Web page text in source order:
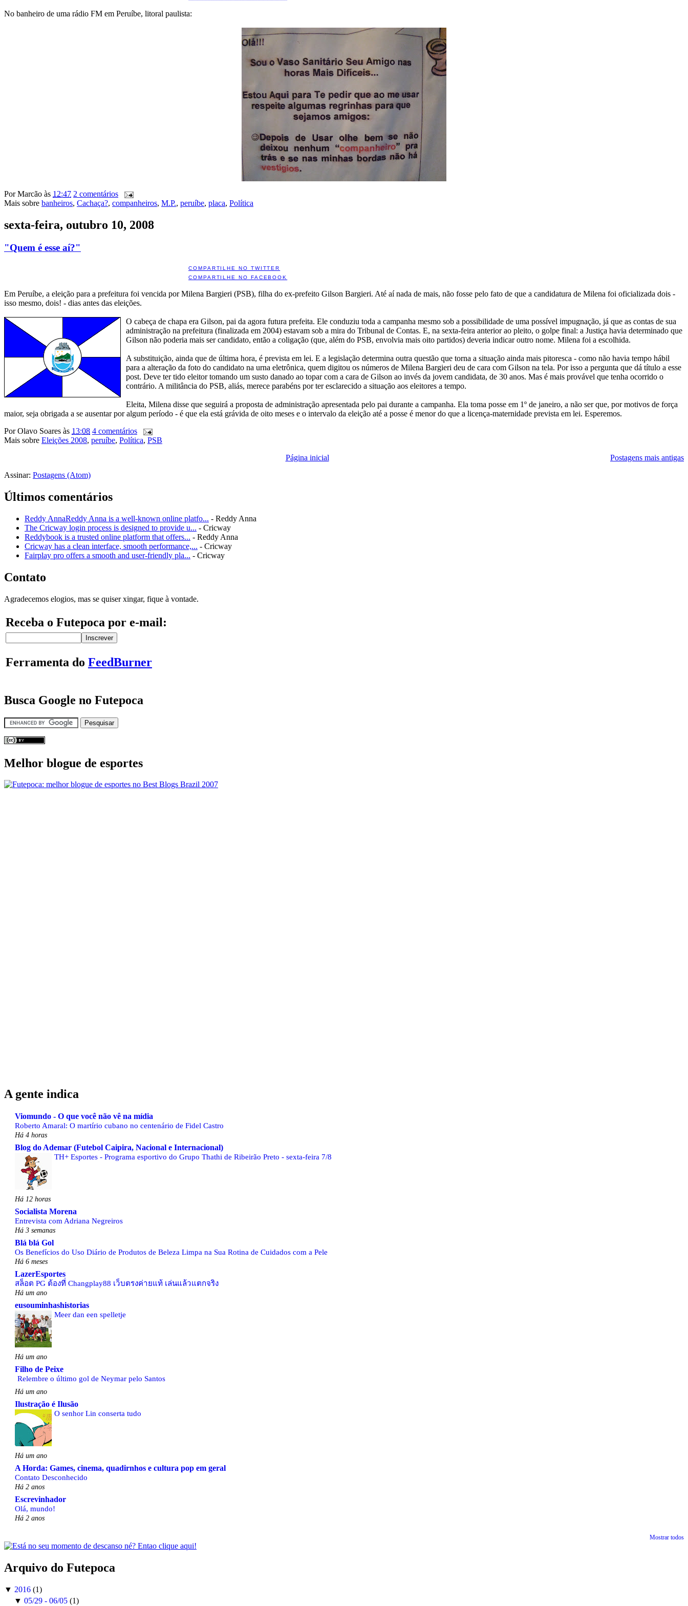
No banheiro de uma rádio FM em Peruíbe, litoral paulista:
PorMarcão às 12:47 2 comentários
Mais sobre banheiros, Cachaça?, companheiros, M.P., peruíbe, placa, Política
sexta-feira, outubro 10, 2008
"Quem é esse aí?"
COMPARTILHE NO TWITTER
COMPARTILHE NO FACEBOOK
Em Peruíbe, a eleição para a prefeitura foi vencida por Milena Bargieri (PSB), filha do ex-prefeito Gilson Bargieri. Até aí nada de mais, não fosse pelo fato de que a candidatura de Milena foi oficializada dois -
isso mesmo, dois! - dias antes das eleições.
O cabeça de chapa era Gilson, pai da agora futura prefeita. Ele conduziu toda a campanha mesmo sob a possibilidade de uma possível impugnação, já que as contas de sua
administração na prefeitura (finalizada em 2004) estavam sob a mira do Tribunal de Contas. E, na sexta-feira anterior ao pleito, o golpe final: a Justiça havia determinado que
Gilson não poderia mais ser candidato, então a coligação (que, além do PSB, envolvia mais oito partidos) deveria indicar outro nome. Milena foi a escolhida.
A substituição, ainda que de última hora, é prevista em lei. E a legislação determina outra questão que torna a situação ainda mais pitoresca - como não havia tempo hábil
para a alteração da foto do candidato na urna eletrônica, quem digitou os números de Milena Bargieri deu de cara com Gilson na tela. Por isso a pergunta que dá título a esse
post. Deve ter tido eleitor tomando um susto danado ao topar com a cara de Gilson ao invés da jovem candidata, de 30 anos. Mas é mais provável que tenha ocorrido o
contrário. A militância do PSB, aliás, merece parabéns por ter esclarecido a situação aos eleitores a tempo.
Eleita, Milena disse que seguirá a proposta de administração apresentada pelo pai durante a campanha. Ela toma posse em 1º de janeiro, a não ser que, por motivos de força
maior, seja obrigada a se ausentar por algum período - é que ela está grávida de oito meses e o intervalo da eleição até a posse é menor do que a licença-maternidade prevista em lei. Esperemos.
PorOlavo Soares às 13:08 4 comentários
Mais sobre Eleições 2008, peruíbe, Política, PSB
Postagens mais antigas
Página inicial
Assinar: Postagens (Atom)
Últimos comentários
Reddy AnnaReddy Anna is a well-known online platfo... - Reddy Anna
The Cricway login process is designed to provide u... - Cricway
Reddybook is a trusted online platform that offers... - Reddy Anna
Cricway has a clean interface, smooth performance,... - Cricway
Fairplay pro offers a smooth and user-friendly pla... - Cricway
Contato
Agradecemos elogios, mas se quiser xingar, fique à vontade.
Receba o Futepoca por e-mail:
Ferramenta do FeedBurner
Busca Google no Futepoca
Melhor blogue de esportes
A gente indica
Viomundo - O que você não vê na mídia
Roberto Amaral: O martírio cubano no centenário de Fidel Castro
Há 4 horas
Blog do Ademar (Futebol Caipira, Nacional e Internacional)
TH+ Esportes - Programa esportivo do Grupo Thathi de Ribeirão Preto - sexta-feira 7/8
Há 12 horas
Socialista Morena
Entrevista com Adriana Negreiros
Há 3 semanas
Blá blá Gol
Os Benefícios do Uso Diário de Produtos de Beleza Limpa na Sua Rotina de Cuidados com a Pele
Há 6 meses
LazerEsportes
สล็อต PG ต้องที่ Changplay88 เว็บตรงค่ายแท้ เล่นแล้วแตกจริง
Há um ano
eusouminhashistorias
Meer dan een spelletje
Há um ano
Filho de Peixe
Relembre o último gol de Neymar pelo Santos
Há um ano
Ilustração é Ilusão
O senhor Lin conserta tudo
Há um ano
A Horda: Games, cinema, quadirnhos e cultura pop em geral
Contato Desconhecido
Há 2 anos
Escrevinhador
Olá, mundo!
Há 2 anos
Mostrar todos
Arquivo do Futepoca
▼ 2016 (1)
▼05/29 - 06/05 (1)